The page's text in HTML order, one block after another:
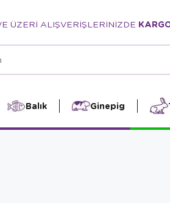
ÜZERİ ALIŞVERİŞLERİNİZDE
Balık Ginepig